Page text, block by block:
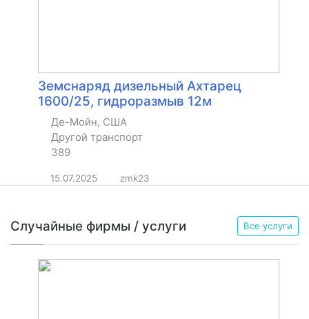
Земснаряд дизельный Ахтарец
1600/25, гидроразмыв 12м
Де-Мойн, США
Другой транспорт
389
15.07.2025 zmk23
Случайные фирмы / услуги Все услуги